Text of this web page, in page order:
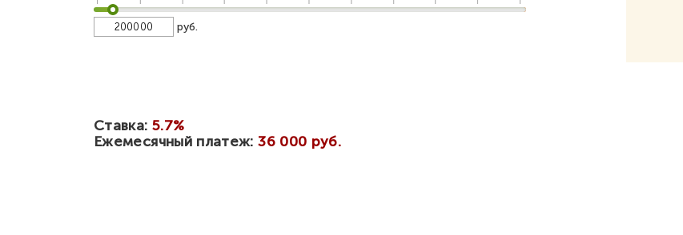
руб.
Ставка: 5.7%
Ежемесячный платеж:36 000 руб.